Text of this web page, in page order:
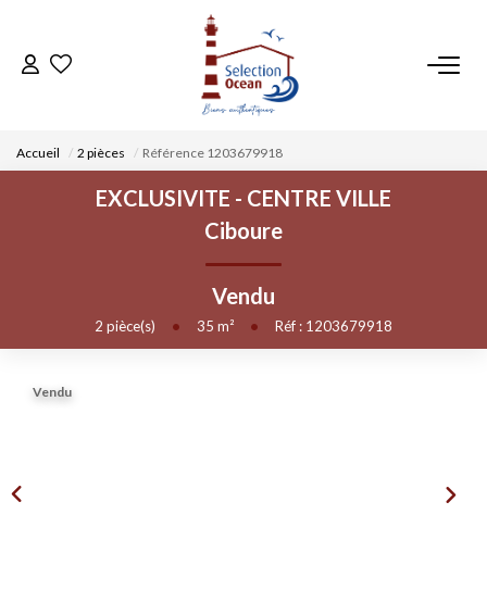
ACCUEIL
NOS BIENS
VENDRE UN BIEN
DÉPOSEZ VOTRE RECHERCHE
Accueil 2 pièces Référence 1203679918
EXCLUSIVITE - CENTRE VILLE
Ciboure
Vendu
2 pièce(s) • 35 m² • Réf : 1203679918
Vendu